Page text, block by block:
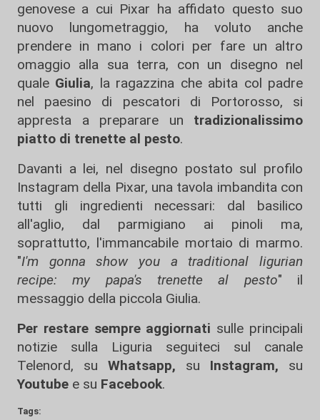
genovese a cui Pixar ha affidato questo suo
nuovo lungometraggio, ha voluto anche
prendere in mano i colori per fare un altro
omaggio alla sua terra, con un disegno nel
quale Giulia, la ragazzina che abita col padre
nel paesino di pescatori di Portorosso, si
appresta a preparare un tradizionalissimo
piatto di trenette al pesto.
Davanti a lei, nel disegno postato sul profilo
Instagram della Pixar, una tavola imbandita con
tutti gli ingredienti necessari: dal basilico
all'aglio, dal parmigiano ai pinoli ma,
soprattutto, l'immancabile mortaio di marmo.
"I'm gonna show you a traditional ligurian
recipe: my papa's trenette al pesto" il
messaggio della piccola Giulia.
Per restare sempre aggiornati sulle principali
notizie sulla Liguria seguiteci sul canale
Telenord, su
Whatsapp, su Instagram, su
Youtube e su Facebook.
Tags: